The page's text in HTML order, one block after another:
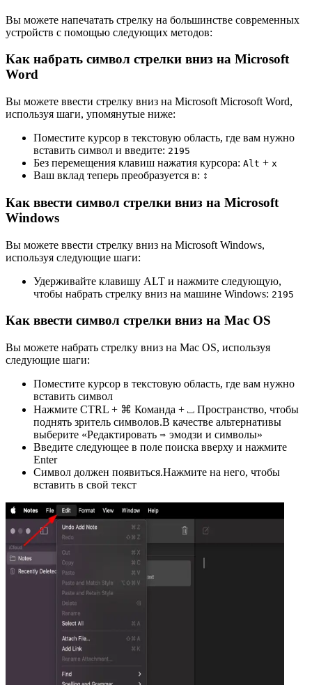
Вы можете напечатать стрелку на большинстве современных
устройств с помощью следующих методов:
Как набрать символ стрелки вниз на Microsoft
Word
Вы можете ввести стрелку вниз на Microsoft Microsoft Word,
используя шаги, упомянутые ниже:
Поместите курсор в текстовую область, где вам нужно
вставить символ и введите: 2195
Без перемещения клавиш нажатия курсора: Alt + x
Ваш вклад теперь преобразуется в: ↕
Как ввести символ стрелки вниз на Microsoft
Windows
Вы можете ввести стрелку вниз на Microsoft Windows,
используя следующие шаги:
Удерживайте клавишу ALT и нажмите следующую,
чтобы набрать стрелку вниз на машине Windows: 21 95
Как ввести символ стрелки вниз на Mac OS
Вы можете набрать стрелку вниз на Mac OS, используя
следующие шаги:
Поместите курсор в текстовую область, где вам нужно
вставить символ
Нажмите CTRL + ⌘ Команда + ⎵ Пространство, чтобы
поднять зритель символов.В качестве альтернативы
выберите «Редактировать ⇒ эмодзи и символы»
Введите следующее в поле поиска вверху и нажмите
Enter
Символ должен появиться.Нажмите на него, чтобы
вставить в свой текст